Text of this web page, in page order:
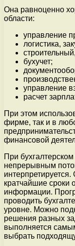
Она равноценно
области:
управление
логистика,
бухучет;
управление
расчет
При этом
фирме, так и в
финансовой
При
непрерывным
кратчайшие сроки
информации.
проводить
уровне. Можно
решения разных
выполняется
выбрать